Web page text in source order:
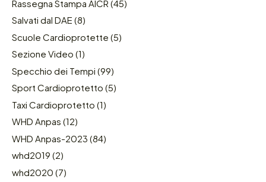
Rassegna Stampa AICR (45)
Salvati dal DAE (8)
Scuole Cardioprotette (5)
Sezione Video (1)
Specchio dei Tempi (99)
Sport Cardioprotetto (5)
Taxi Cardioprotetto (1)
WHD Anpas (12)
WHD Anpas-2023 (84)
whd2019 (2)
whd2020 (7)